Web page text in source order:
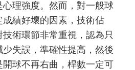
心理強度。然而，對一般球
成績好壞的因素，技術佔
技術環節非常重視，認為只
少失誤，準確性提高，然後
開球不再右曲，桿數一定可